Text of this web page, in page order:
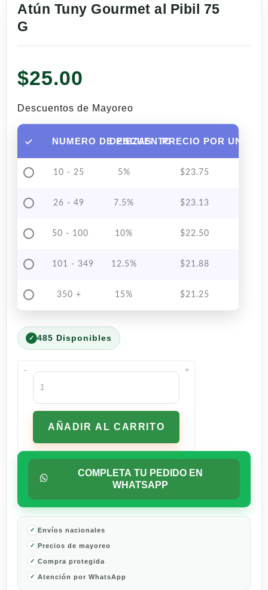
Atún Tuny Gourmet al Pibil 75
G
$25.00
Descuentos de Mayoreo
NUMERO DE PIEZAS
DESCUENTOPRECIO POR UNIDAD
10 - 25 5% $23.75
26 - 49 7.5% $23.13
50 - 100 10% $22.50
101 - 349 12.5% $21.88
350 + 15% $21.25
485 Disponibles
-
Atún
Tuny
Gourmet
al
Pibil
75
G
AÑADIR AL CARRITO
+
COMPLETA TU PEDIDO EN
WHATSAPP
Envíos nacionales
Precios de mayoreo
Compra protegida
Atención por WhatsApp